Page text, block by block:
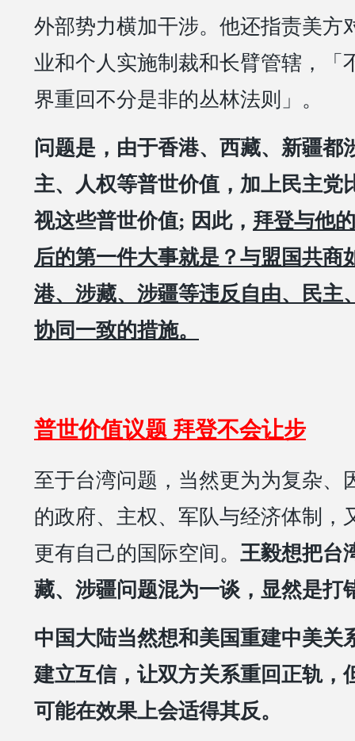
外部势力横加干涉。他还指责美方
业和个人实施制裁和长臂管辖，「
界重回不分是非的丛林法则」。
问题是，由于香港、西藏、新疆都
主、人权等普世价值，加上民主党
视这些普世价值; 因此， 拜登与他
后的第一件大事就是？与盟国共商
港、涉藏、涉疆等违反自由、民主
协同一致的措施。
普世价值议题 拜登不会让步
至于台湾问题，当然更为为复杂、
的政府、主权、军队与经济体制，
更有自己的国际空间。 王毅想把台
藏、涉疆问题混为一谈，显然是打
中国大陆当然想和美国重建中美关
建立互信，让双方关系重回正轨，
可能在效果上会适得其反。